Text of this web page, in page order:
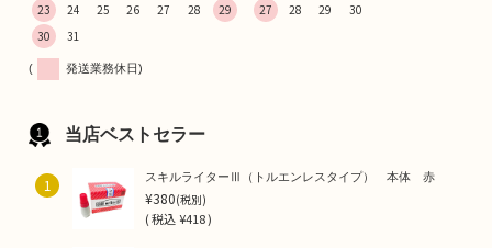
23
24 25 26 27 28
29
30
31
27
28 29 30
( 発送業務休日)
当店ベストセラー
1 スキルライターⅢ（トルエンレスタイプ） 本体 赤
¥380(税別)
(税込¥418 )